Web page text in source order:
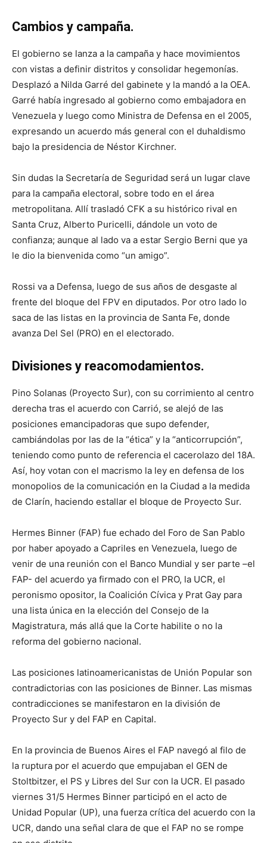
Cambios y campaña.
El gobierno se lanza a la campaña y hace movimientos
con vistas a definir distritos y consolidar hegemonías.
Desplazó a Nilda Garré del gabinete y la mandó a la OEA.
Garré había ingresado al gobierno como embajadora en
Venezuela y luego como Ministra de Defensa en el 2005,
expresando un acuerdo más general con el duhaldismo
bajo la presidencia de Néstor Kirchner.
Sin dudas la Secretaría de Seguridad será un lugar clave
para la campaña electoral, sobre todo en el área
metropolitana. Allí trasladó CFK a su histórico rival en
Santa Cruz, Alberto Puricelli, dándole un voto de
confianza; aunque al lado va a estar Sergio Berni que ya
le dio la bienvenida como “un amigo”.
Rossi va a Defensa, luego de sus años de desgaste al
frente del bloque del FPV en diputados. Por otro lado lo
saca de las listas en la provincia de Santa Fe, donde
avanza Del Sel (PRO) en el electorado.
Divisiones y reacomodamientos.
Pino Solanas (Proyecto Sur), con su corrimiento al centro
derecha tras el acuerdo con Carrió, se alejó de las
posiciones emancipadoras que supo defender,
cambiándolas por las de la “ética” y la “anticorrupción”,
teniendo como punto de referencia el cacerolazo del 18A.
Así, hoy votan con el macrismo la ley en defensa de los
monopolios de la comunicación en la Ciudad a la medida
de Clarín, haciendo estallar el bloque de Proyecto Sur.
Hermes Binner (FAP) fue echado del Foro de San Pablo
por haber apoyado a Capriles en Venezuela, luego de
venir de una reunión con el Banco Mundial y ser parte –el
FAP- del acuerdo ya firmado con el PRO, la UCR, el
peronismo opositor, la Coalición Cívica y Prat Gay para
una lista única en la elección del Consejo de la
Magistratura, más allá que la Corte habilite o no la
reforma del gobierno nacional.
Las posiciones latinoamericanistas de Unión Popular son
contradictorias con las posiciones de Binner. Las mismas
contradicciones se manifestaron en la división de
Proyecto Sur y del FAP en Capital.
En la provincia de Buenos Aires el FAP navegó al filo de
la ruptura por el acuerdo que empujaban el GEN de
Stoltbitzer, el PS y Libres del Sur con la UCR. El pasado
viernes 31/5 Hermes Binner participó en el acto de
Unidad Popular (UP), una fuerza crítica del acuerdo con la
UCR, dando una señal clara de que el FAP no se rompe